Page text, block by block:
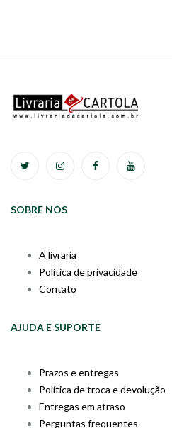
SOBRE NÓS
A livraria
Política de privacidade
Contato
AJUDA E SUPORTE
Prazos e entregas
Política de troca e devolução
Entregas em atraso
Perguntas frequentes